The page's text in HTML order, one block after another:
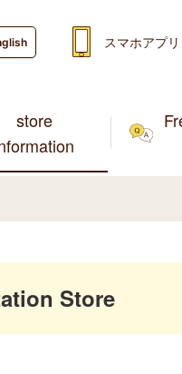
store
スマホアプリ
Store